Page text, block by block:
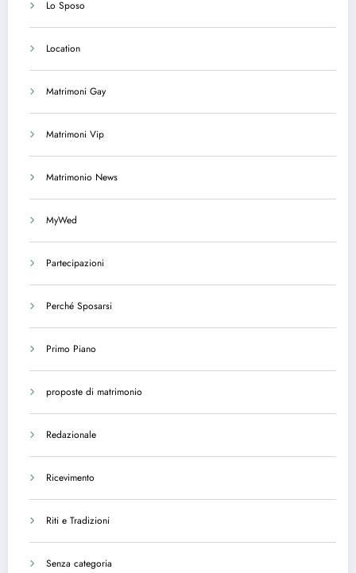
Lo Sposo
Location
Matrimoni Gay
Matrimoni Vip
Matrimonio News
MyWed
Partecipazioni
Perché Sposarsi
Primo Piano
proposte di matrimonio
Redazionale
Ricevimento
Riti e Tradizioni
Senza categoria